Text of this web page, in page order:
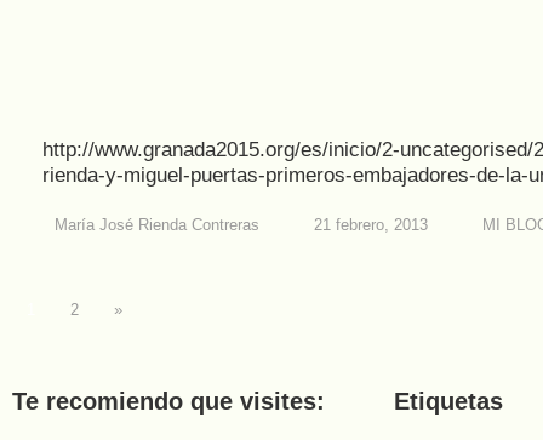
http://www.granada2015.org/es/inicio/2-uncategorised/
rienda-y-miguel-puertas-primeros-embajadores-de-la-
María José Rienda Contreras 21 febrero, 2013 MI
2 »
Te recomiendo que visites: Etiquetas